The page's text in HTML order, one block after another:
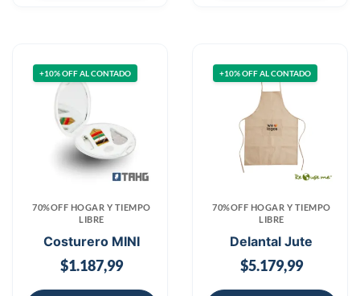
+10% OFF AL CONTADO
70%OFF HOGAR Y TIEMPO
LIBRE
Costurero MINI
$1.187,99
+10% OFF AL CONTADO
70%OFF HOGAR Y TIEMPO
LIBRE
Delantal Jute
$5.179,99